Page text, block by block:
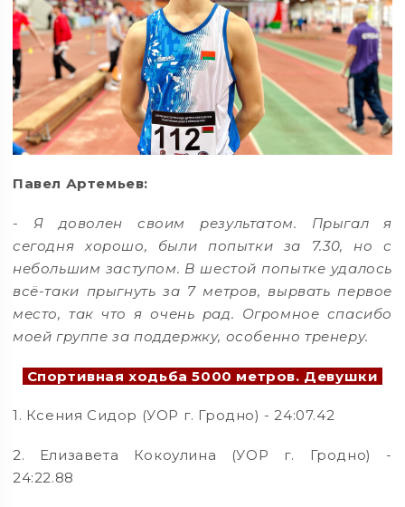
Павел Артемьев:
- Я доволен своим результатом. Прыгал я
сегодня хорошо, были попытки за 7.30, но с
небольшим заступом. В шестой попытке удалось
всё-таки прыгнуть за 7 метров, вырвать первое
место, так что я очень рад. Огромное спасибо
моей группе за поддержку, особенно тренеру.
Спортивная ходьба 5000 метров. Девушки
1. Ксения Сидор (УОР г. Гродно) - 24:07.42
2. Елизавета Кокоулина (УОР г. Гродно) -
24:22.88